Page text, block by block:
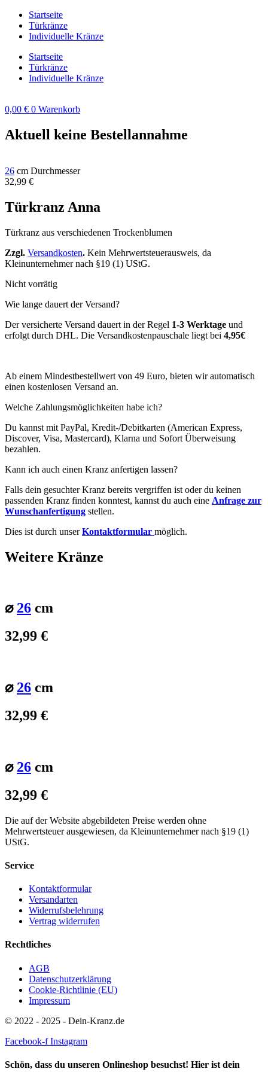
Zum
Inhalt
springen
Startseite
Türkränze
Individuelle Kränze
Startseite
Türkränze
Individuelle Kränze
0,00 € 0 Warenkorb
Aktuell keine Bestellannahme
26 cm Durchmesser
32,99 €
Türkranz Anna
Türkranz aus verschiedenen Trockenblumen
Zzgl. Versandkosten. Kein Mehrwertsteuerausweis, da
Kleinunternehmer nach §19 (1) UStG.
Nicht vorrätig
Wie lange dauert der Versand?
Der versicherte Versand dauert in der Regel 1-3 Werktage und
erfolgt durch DHL. Die Versandkostenpauschale liegt bei 4,95€
Ab einem Mindestbestellwert von 49 Euro, bieten wir automatisch
einen kostenlosen Versand an.
Welche Zahlungsmöglichkeiten habe ich?
Du kannst mit PayPal, Kredit-/Debitkarten (American Express,
Discover, Visa, Mastercard), Klarna und Sofort Überweisung
bezahlen.
Kann ich auch einen Kranz anfertigen lassen?
Falls dein gesuchter Kranz bereits vergriffen ist oder du keinen
passenden Kranz finden konntest, kannst du auch eine Anfrage zur
Wunschanfertigung stellen.
Dies ist durch unserKontaktformular möglich.
Weitere Kränze
⌀ 26 cm
32,99 €
⌀ 26 cm
32,99 €
⌀ 26 cm
32,99 €
Die auf der Website abgebildeten Preise werden ohne
Mehrwertsteuer ausgewiesen, da Kleinunternehmer nach §19 (1)
UStG.
Service
Kontaktformular
Versandarten
Widerrufsbelehrung
Vertrag widerrufen
Rechtliches
AGB
Datenschutzerklärung
Cookie-Richtlinie (EU)
Impressum
© 2022 - 2025 - Dein-Kranz.de
Facebook-f Instagram
Schön, dass du unseren Onlineshop besuchst! Hier ist dein